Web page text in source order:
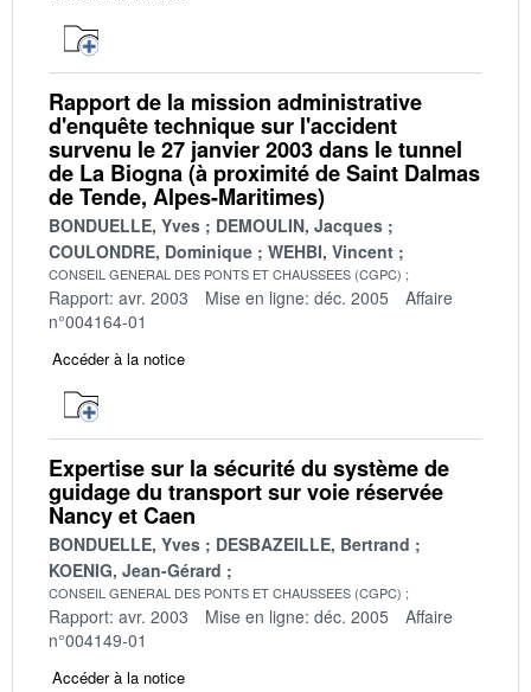
Rapport de la mission administrative
d'enquête technique sur l'accident
survenu le 27 janvier 2003 dans le tunnel
de La Biogna (à proximité de Saint Dalmas
de Tende, Alpes-Maritimes)
BONDUELLE, Yves
DEMOULIN, Jacques
COULONDRE, Dominique
WEHBI, Vincent
CONSEIL GENERAL DES PONTS ET CHAUSSEES (CGPC)
Rapport: avr. 2003 Mise en ligne: déc. 2005
Affaire
n°004164-01
Accéder à la notice
Expertise sur la sécurité du système de
guidage du transport sur voie réservée
Nancy et Caen
BONDUELLE, Yves
DESBAZEILLE, Bertrand
KOENIG, Jean-Gérard
CONSEIL GENERAL DES PONTS ET CHAUSSEES (CGPC)
Rapport: avr. 2003 Mise en ligne: déc. 2005
Affaire
n°004149-01
Accéder à la notice